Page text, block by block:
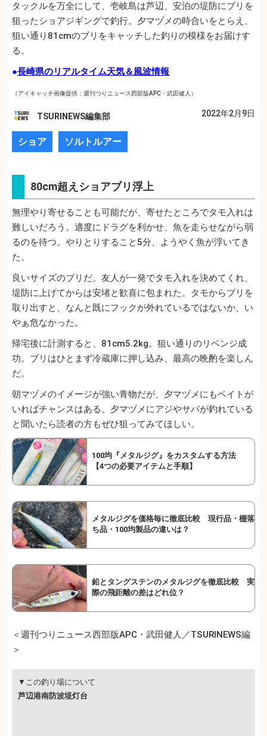
タックルを万全にして、壱岐島は芦辺、安泊の堤防にブリを
狙ったショアジギングで釣行。夕マヅメの時合いをとらえ、
狙い通り81cmのブリをキャッチした釣りの模様をお届けす
る。
●長崎県のリアルタイム天気＆風波情報
（アイキャッチ画像提供：週刊つりニュース西部版APC・武田健人）
TSURINEWS編集部 2022年2月9日
ショア ソルトルアー
80cm超えショアブリ浮上
無理やり寄せることも可能だが、寄せたところでタモ入れは
難しいだろう。適度にドラグを利かせ、魚を走らせながら弱
るのを待つ。やりとりすること5分、ようやく魚が浮いてき
た。
良いサイズのブリだ。友人が一発でタモ入れを決めてくれ、
堤防に上げてからは安堵と歓喜に包まれた。タモからブリを
取り出すと、なんと既にフックが外れているではないか、い
やぁ危なかった。
帰宅後に計測すると、81cm5.2kg。狙い通りのリベンジ成
功。ブリはひとまず冷蔵庫に押し込み、最高の晩酌を楽しん
だ。
朝マヅメのイメージが強い青物だが、夕マヅメにもベイトが
いればチャンスはある。夕マヅメにアジやサバが釣れている
と聞いたら読者の方もぜひ狙ってみてほしい。
100均『メタルジグ』をカスタムする方法
【4つの必要アイテムと手順】
メタルジグを価格毎に徹底比較 現行品・棚落
ち品・100均製品の違いは？
鉛とタングステンのメタルジグを徹底比較 実
際の飛距離の差はどれ位？
＜週刊つりニュース西部版APC・武田健人／TSURINEWS編
＞
▼この釣り場について
芦辺港南防波堤灯台